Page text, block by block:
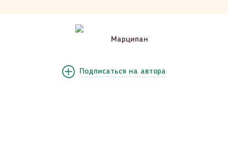
Марципан
Подписаться на автора